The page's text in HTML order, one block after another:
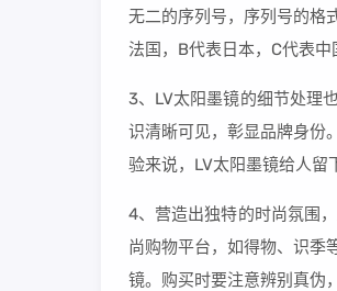
无二的序列号，序列号的格
法国，B代表日本，C代表中
3、LV太阳墨镜的细节处理
识清晰可见，彰显品牌身份
验来说，LV太阳墨镜给人留
4、营造出独特的时尚氛围
尚购物平台，如得物、识季
镜。购买时要注意辨别真伪